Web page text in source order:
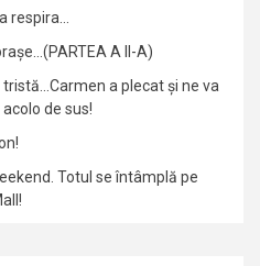
respira…
A II-A)
a plecat și ne va
de sus!
Totul se întâmplă pe